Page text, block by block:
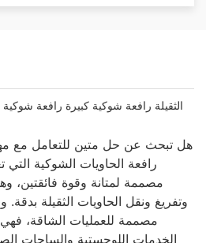
الثقيلة رافعة شوكية كبيرة رافعة شوكية
هل تبحث عن حل متين للتعامل مع
مصممة لمتانة وقوة
وتفريغ ونقل الحاويات الثقيلة
مصممة للعمليات الشاقة،
الخدمات اللوجستية والساحات